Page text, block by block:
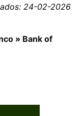
24-02-2026
» Bank of